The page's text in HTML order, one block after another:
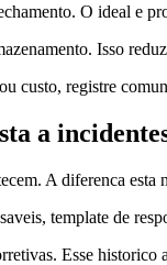
O ideal e
Isso
custo, registre
a
A diferenca
template de
Esse